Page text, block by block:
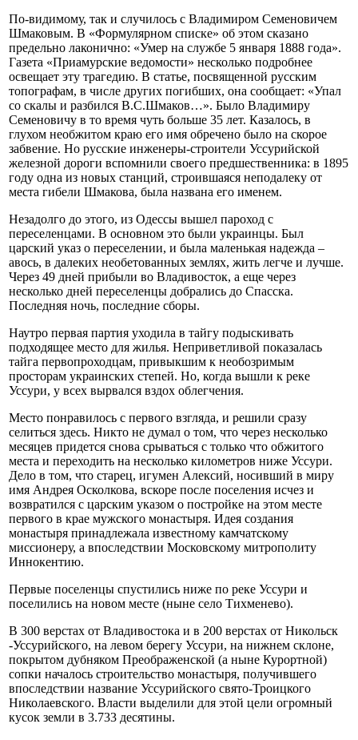
По-видимому, так и случилось с Владимиром Семеновичем
Шмаковым. В «Формулярном списке» об этом сказано
предельно лаконично: «Умер на службе 5 января 1888 года».
Газета «Приамурские ведомости» несколько подробнее
освещает эту трагедию. В статье, посвященной русским
топографам, в числе других погибших, она сообщает: «Упал
со скалы и разбился В.С.Шмаков…». Было Владимиру
Семеновичу в то время чуть больше 35 лет. Казалось, в
глухом необжитом краю его имя обречено было на скорое
забвение. Но русские инженеры-строители Уссурийской
железной дороги вспомнили своего предшественника: в 1895
году одна из новых станций, строившаяся неподалеку от
места гибели Шмакова, была названа его именем.
Незадолго до этого, из Одессы вышел пароход с
переселенцами. В основном это были украинцы. Был
царский указ о переселении, и была маленькая надежда –
авось, в далеких необетованных землях, жить легче и лучше.
Через 49 дней прибыли во Владивосток, а еще через
несколько дней переселенцы добрались до Спасска.
Последняя ночь, последние сборы.
Наутро первая партия уходила в тайгу подыскивать
подходящее место для жилья. Неприветливой показалась
тайга первопроходцам, привыкшим к необозримым
просторам украинских степей. Но, когда вышли к реке
Уссури, у всех вырвался вздох облегчения.
Место понравилось с первого взгляда, и решили сразу
селиться здесь. Никто не думал о том, что через несколько
месяцев придется снова срываться с только что обжитого
места и переходить на несколько километров ниже Уссури.
Дело в том, что старец, игумен Алексий, носивший в миру
имя Андрея Осколкова, вскоре после поселения исчез и
возвратился с царским указом о постройке на этом месте
первого в крае мужского монастыря. Идея создания
монастыря принадлежала известному камчатскому
миссионеру, а впоследствии Московскому митрополиту
Иннокентию.
Первые поселенцы спустились ниже по реке Уссури и
поселились на новом месте (ныне село Тихменево).
В 300 верстах от Владивостока и в 200 верстах от Никольск
-Уссурийского, на левом берегу Уссури, на нижнем склоне,
покрытом дубняком Преображенской (а ныне Курортной)
сопки началось строительство монастыря, получившего
впоследствии название Уссурийского свято-Троицкого
Николаевского. Власти выделили для этой цели огромный
кусок земли в 3.733 десятины.